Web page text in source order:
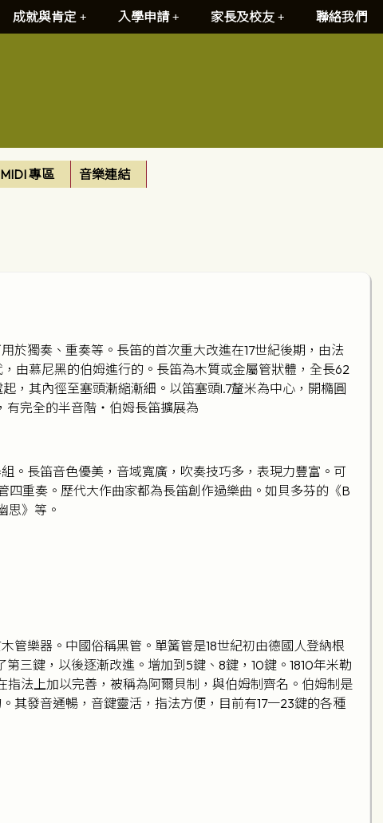
成就與肯定 入學申請 家長及校友 聯絡我們
MIDI 專區 音樂連結
於獨奏、重奏等。長笛的首次重大改進在17世紀後期，由法
由慕尼黑的伯姆進行的。長笛為木質或金屬管狀體，全長62
，其內徑至塞頭漸縮漸細。以笛塞頭l.7釐米為中心，開橢圓
有完全的半音階‧伯姆長笛擴展為
。長笛音色優美，音域寬廣，吹奏技巧多，表現力豐富。可
重奏。歷代大作曲家都為長笛創作過樂曲。如貝多芬的《B
思》等。
管樂器。中國俗稱黑管。單簧管是18世紀初由德國人登納根
三鍵，以後逐漸改進。增加到5鍵、8鍵，10鍵。1810年米勒
法上加以完善，被稱為阿爾貝制，與伯姆制齊名。伯姆制是
其發音通暢，音鍵靈活，指法方便，目前有17一23鍵的各種